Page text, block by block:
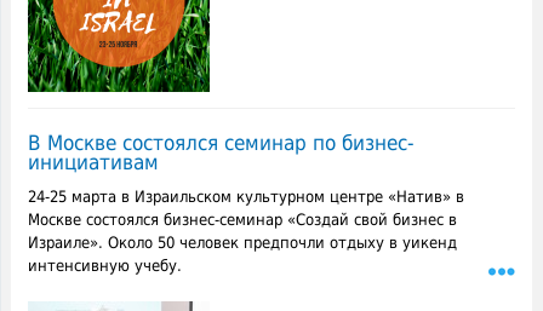
В Москве состоялся семинар по бизнес-
инициативам
24-25 марта в Израильском культурном центре «Натив» в
Москве состоялся бизнес-семинар «Создай свой бизнес в
Израиле». Около 50 человек предпочли отдыху в уикенд
интенсивную учебу.